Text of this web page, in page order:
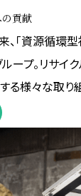
貢献
「資源循環
ープ。リサイ
る様々な取り